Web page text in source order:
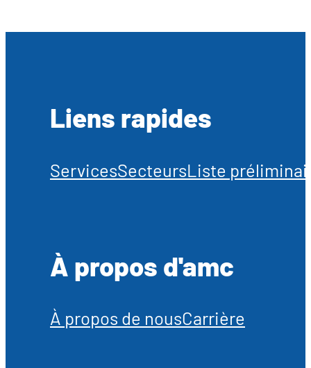
Liens rapides
ServicesSecteursListe
À propos d'amc
À propos de nousCarrière